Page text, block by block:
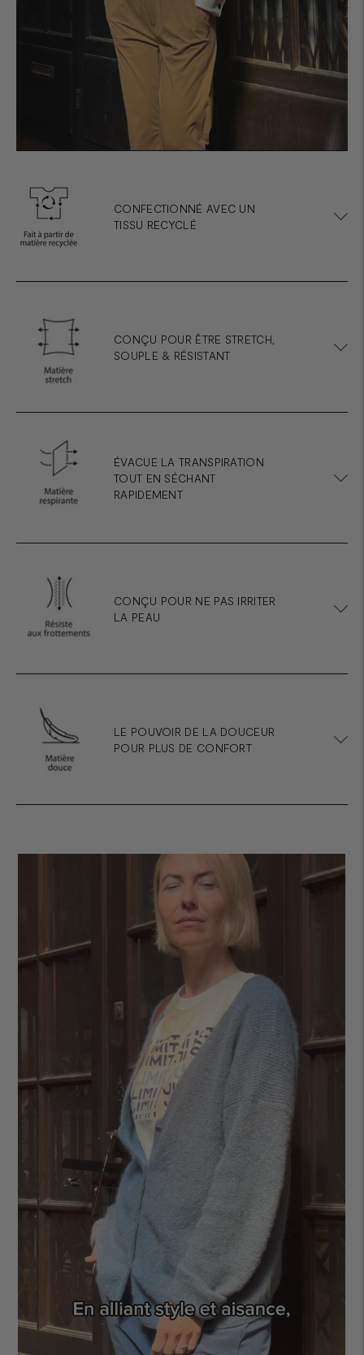
CONFECTIONNÉ AVEC UN
TISSU RECYCLÉ
CONÇU POUR ÊTRE STRETCH,
SOUPLE & RÉSISTANT
ÉVACUE LA TRANSPIRATION
TOUT EN SÉCHANT
RAPIDEMENT
CONÇU POUR NE PAS IRRITER
LA PEAU
LE POUVOIR DE LA DOUCEUR
POUR PLUS DE CONFORT